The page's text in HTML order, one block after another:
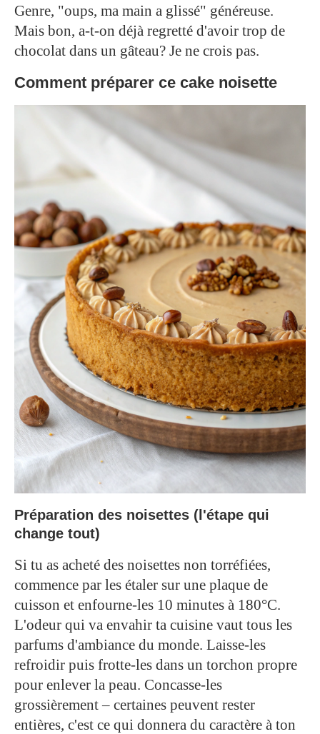
Genre, "oups, ma main a glissé" généreuse.
Mais bon, a-t-on déjà regretté d'avoir trop de
chocolat dans un gâteau? Je ne crois pas.
Comment préparer ce cake noisette
Préparation des noisettes (l'étape qui
change tout)
Si tu as acheté des noisettes non torréfiées,
commence par les étaler sur une plaque de
cuisson et enfourne-les 10 minutes à 180°C.
L'odeur qui va envahir ta cuisine vaut tous les
parfums d'ambiance du monde. Laisse-les
refroidir puis frotte-les dans un torchon propre
pour enlever la peau. Concasse-les
grossièrement – certaines peuvent rester
entières, c'est ce qui donnera du caractère à ton